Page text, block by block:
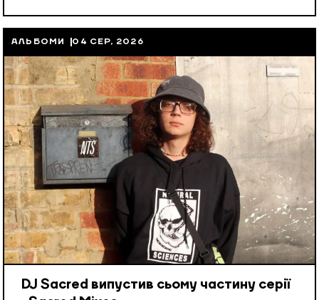
АЛЬБОМИ 04 СЕР, 2026
DJ Sacred випустив сьому частину серії